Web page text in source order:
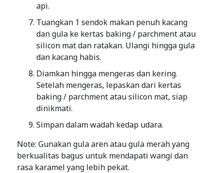
api.
Tuangkan 1 sendok makan penuh kacang
dan gula ke kertas baking / parchment atau
silicon mat dan ratakan. Ulangi hingga gula
dan kacang habis.
Diamkan hingga mengeras dan kering.
Setelah mengeras, lepaskan dari kertas
baking / parchment atau silicon mat, siap
dinikmati.
Simpan dalam wadah kedap udara.
Note: Gunakan gula aren atau gula merah yang
berkualitas bagus untuk mendapati wangi dan
rasa karamel yang lebih pekat.